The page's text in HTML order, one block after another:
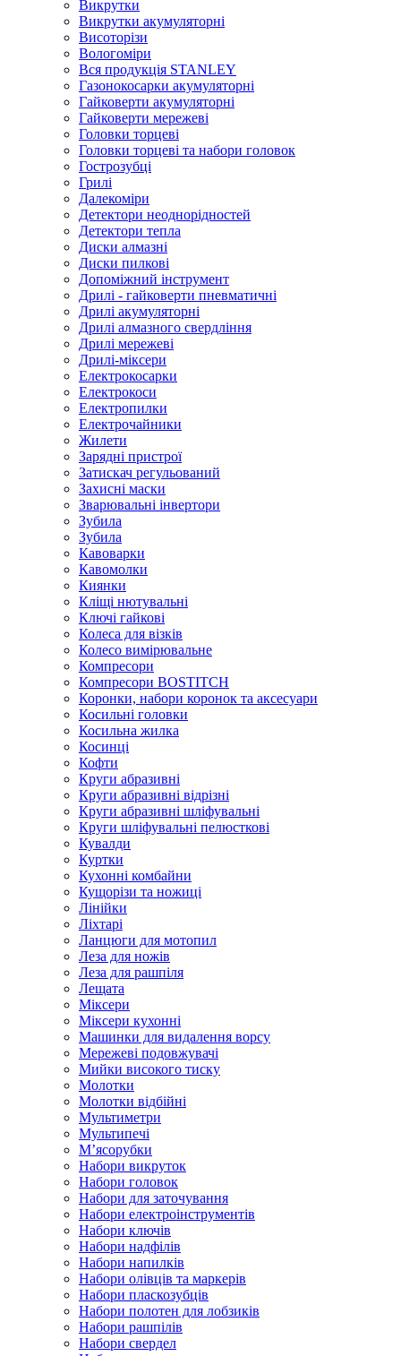
Викрутки
Викрутки акумуляторні
Висоторізи
Вологоміри
Вся продукція STANLEY
Газонокосарки акумуляторні
Гайковерти акумуляторні
Гайковерти мережеві
Головки торцеві
Головки торцеві та набори головок
Гострозубці
Грилі
Далекоміри
Детектори неоднорідностей
Детектори тепла
Диски алмазні
Диски пилкові
Допоміжний інструмент
Дрилі - гайковерти пневматичні
Дрилі акумуляторні
Дрилі алмазного свердління
Дрилі мережеві
Дрилі-міксери
Електрокосарки
Електрокоси
Електропилки
Електрочайники
Жилети
Зарядні пристрої
Затискач регульований
Захисні маски
Зварювальні інвертори
Зубила
Зубила
Кавоварки
Кавомолки
Киянки
Кліщі нютувальні
Ключі гайкові
Колеса для візків
Колесо вимірювальне
Компресори
Компресори BOSTITCH
Коронки, набори коронок та аксесуари
Косильні головки
Косильна жилка
Косинці
Кофти
Круги абразивні
Круги абразивні відрізні
Круги абразивні шліфувальні
Круги шліфувальні пелюсткові
Кувалди
Куртки
Кухонні комбайни
Кущорізи та ножиці
Лінійки
Ліхтарі
Ланцюги для мотопил
Леза для ножів
Леза для рашпіля
Лещата
Міксери
Міксери кухонні
Машинки для видалення ворсу
Мережеві подовжувачі
Мийки високого тиску
Молотки
Молотки відбійні
Мультиметри
Мультипечі
М’ясорубки
Набори викруток
Набори головок
Набори для заточування
Набори електроінструментів
Набори ключів
Набори надфілів
Набори напилків
Набори олівців та маркерів
Набори пласкозубців
Набори полотен для лобзиків
Набори рашпілів
Набори свердел